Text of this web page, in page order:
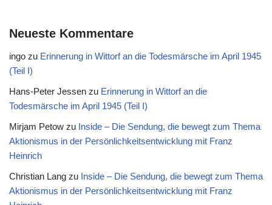
Neueste Kommentare
ingo zu Erinnerung in Wittorf an die Todesmärsche im April 1945
(Teil I)
Hans-Peter Jessen zu Erinnerung in Wittorf an die
Todesmärsche im April 1945 (Teil I)
Mirjam Petow zu Inside – Die Sendung, die bewegt zum Thema
Aktionismus in der Persönlichkeitsentwicklung mit Franz
Heinrich
Christian Lang zu Inside – Die Sendung, die bewegt zum Thema
Aktionismus in der Persönlichkeitsentwicklung mit Franz